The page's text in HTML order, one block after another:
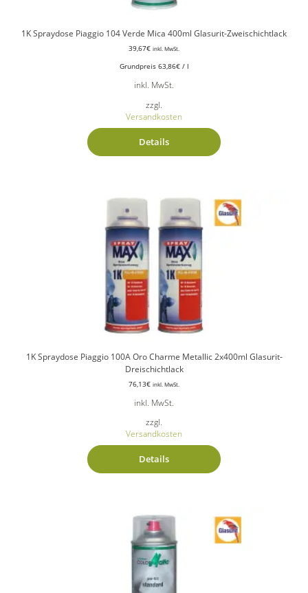
1K Spraydose Piaggio 104 Verde Mica 400ml Glasurit-Zweischichtlack
39,67€ inkl. MwSt.
Grundpreis 63,86€/ l
inkl. MwSt.
zzgl.
Versandkosten
Details
1K Spraydose Piaggio 100A Oro Charme Metallic 2x400ml Glasurit-
Dreischichtlack
76,13€ inkl. MwSt.
inkl. MwSt.
zzgl.
Versandkosten
Details